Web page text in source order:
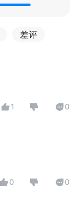
差评
1 0
0 0